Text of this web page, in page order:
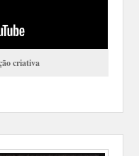
criativa